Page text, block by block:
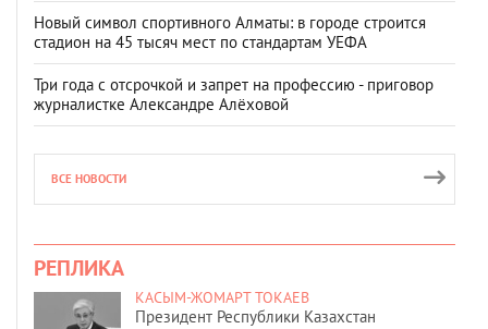
Новый символ спортивного Алматы: в городе строится
стадион на 45 тысяч мест по стандартам УЕФА
Три года с отсрочкой и запрет на профессию - приговор
журналистке Александре Алёховой
ВСЕ НОВОСТИ
РЕПЛИКА
КАСЫМ-ЖОМАРТ ТОКАЕВ
Президент Республики Казахстан